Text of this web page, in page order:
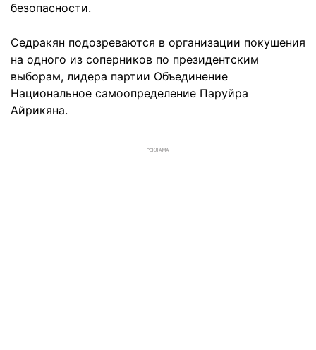
безопасности.
Седракян подозреваются в организации покушения
на одного из соперников по президентским
выборам, лидера партии Объединение
Национальное самоопределение Паруйра
Айрикяна.
РЕКЛАМА